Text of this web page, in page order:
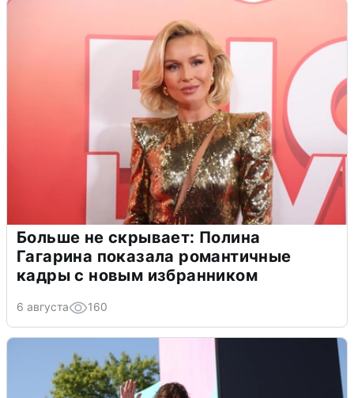
Больше не скрывает: Полина
Гагарина показала романтичные
кадры с новым избранником
6 августа 160